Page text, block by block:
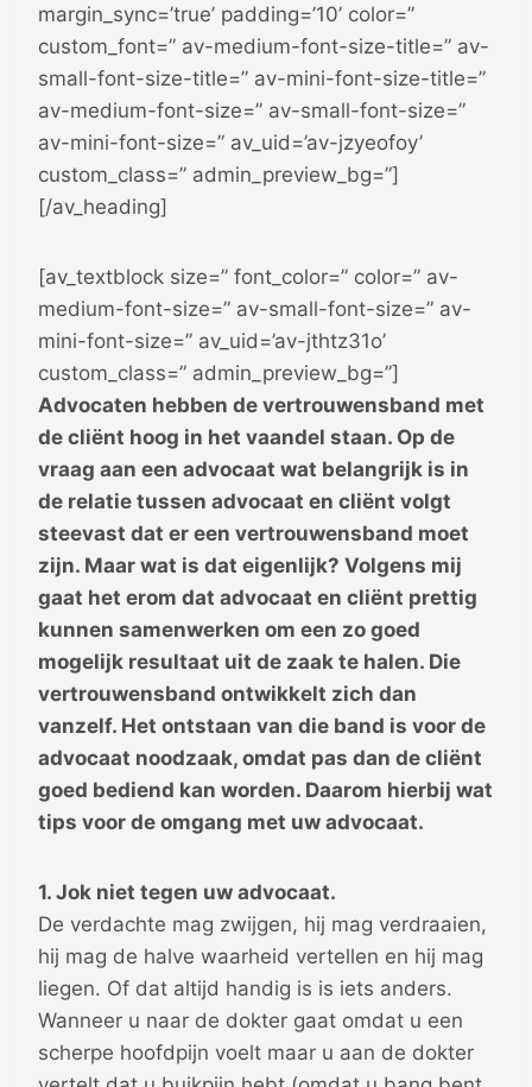
margin_sync=’true’ padding=’10’ color=”
custom_font=” av-medium-font-size-title=” av-
small-font-size-title=” av-mini-font-size-title=”
av-medium-font-size=” av-small-font-size=”
av-mini-font-size=” av_uid=’av-jzyeofoy’
custom_class=” admin_preview_bg=”]
[/av_heading]
[av_textblock size=” font_color=” color=” av-
medium-font-size=” av-small-font-size=” av-
mini-font-size=” av_uid=’av-jthtz31o’
custom_class=” admin_preview_bg=”]
Advocaten hebben de vertrouwensband met
de cliënt hoog in het vaandel staan. Op de
vraag aan een advocaat wat belangrijk is in
de relatie tussen advocaat en cliënt volgt
steevast dat er een vertrouwensband moet
zijn. Maar wat is dat eigenlijk? Volgens mij
gaat het erom dat advocaat en cliënt prettig
kunnen samenwerken om een zo goed
mogelijk resultaat uit de zaak te halen. Die
vertrouwensband ontwikkelt zich dan
vanzelf. Het ontstaan van die band is voor de
advocaat noodzaak, omdat pas dan de cliënt
goed bediend kan worden. Daarom hierbij wat
tips voor de omgang met uw advocaat.
1. Jok niet tegen uw advocaat.
De verdachte mag zwijgen, hij mag verdraaien,
hij mag de halve waarheid vertellen en hij mag
liegen. Of dat altijd handig is is iets anders.
Wanneer u naar de dokter gaat omdat u een
scherpe hoofdpijn voelt maar u aan de dokter